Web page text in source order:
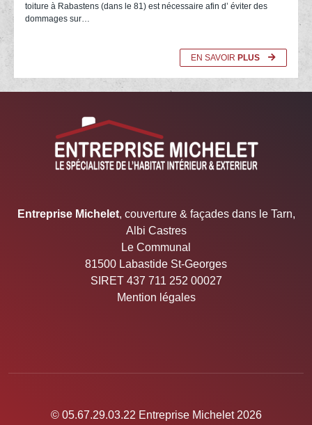
toiture à Rabastens (dans le 81) est nécessaire afin d’ éviter des
dommages sur…
EN SAVOIR PLUS
05.67.29.03.22 Entreprise Michelet
Entreprise Michelet, couverture & façades dans le Tarn,
Albi Castres
Le Communal
81500 Labastide St-Georges
SIRET 437 711 252 00027
Mention légales
© 05.67.29.03.22 Entreprise Michelet 2026